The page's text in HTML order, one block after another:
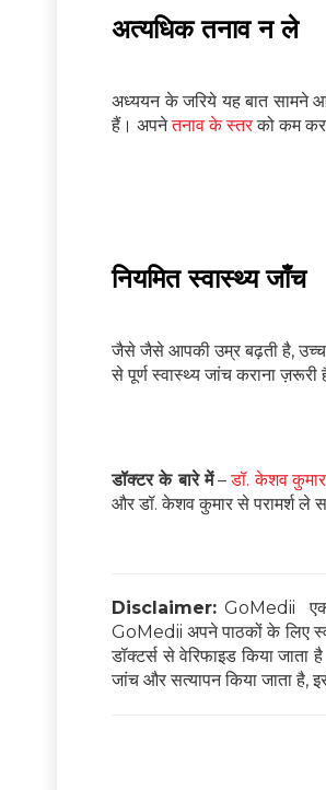
अत्यधिक तनाव न ले
अध्ययन के जरिये यह बात सामने
हैं। अपनेतनाव के स्तरको कम
नियमित स्वास्थ्य जाँच
जैसे जैसे आपकी उम्र बढ़ती है,
से पूर्ण स्वास्थ्य जांच कराना ज़रूरी
डॉक्टर के बारे में–डॉ. केशव
और डॉ. केशव कुमार से परामर्श ले
Disclaimer: GoMedii एक
GoMedii अपने पाठकों के लिए
डॉक्टर्स से वेरिफाइड किया जाता
जांच और सत्यापन किया जाता है,